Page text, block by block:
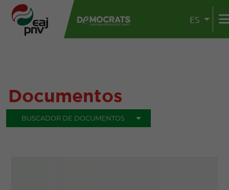
ES
Documentos
BUSCADOR DE DOCUMENTOS